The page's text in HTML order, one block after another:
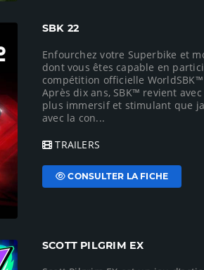
SBK 22
Enfourchez votre Superbike et
dont vous êtes capable en
compétition officielle WorldSBK™
Après dix ans, SBK™ revient
plus immersif et stimulant que
avec la con...
TRAILERS
CONSULTER LA FICHE
SCOTT PILGRIM EX